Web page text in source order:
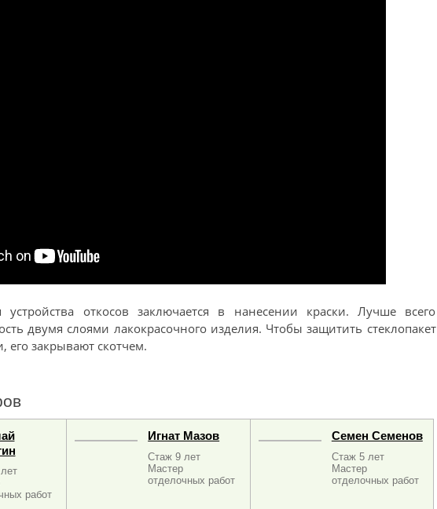
откосов заключается в нанесении краски. Лучше всего
двумя слоями лакокрасочного изделия. Чтобы защитить стеклопакет
его закрывают скотчем.
работ
Игнат Мазов
Стаж 9 лет
Мастер
отделочных работ
Семен Семенов
Стаж 5 лет
Мастер
отделочных работ